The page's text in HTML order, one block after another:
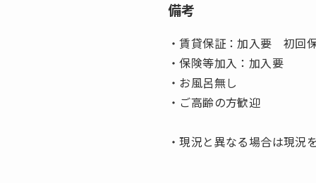
備考
・賃貸保証：加入要 初回
・保険等加入：加入要
・お風呂無し
・ご高齢の方歓迎
・現況と異なる場合は現況